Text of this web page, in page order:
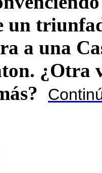
un
a una
¿Otra